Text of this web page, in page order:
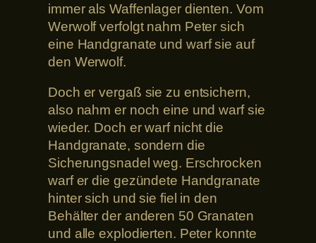
immer als Waffenlager dienten. Vom
Werwolf verfolgt nahm Peter sich
eine Handgranate und warf sie auf
den Werwolf.
Doch er vergaß sie zu entsichern,
also nahm er noch eine und warf sie
wieder. Doch er warf nicht die
Handgranate, sondern die
Sicherungsnadel weg. Erschrocken
warf er die gezündete Handgranate
hinter sich und sie fiel in den
Behälter der anderen 50 Granaten
und alle explodierten. Peter konnte